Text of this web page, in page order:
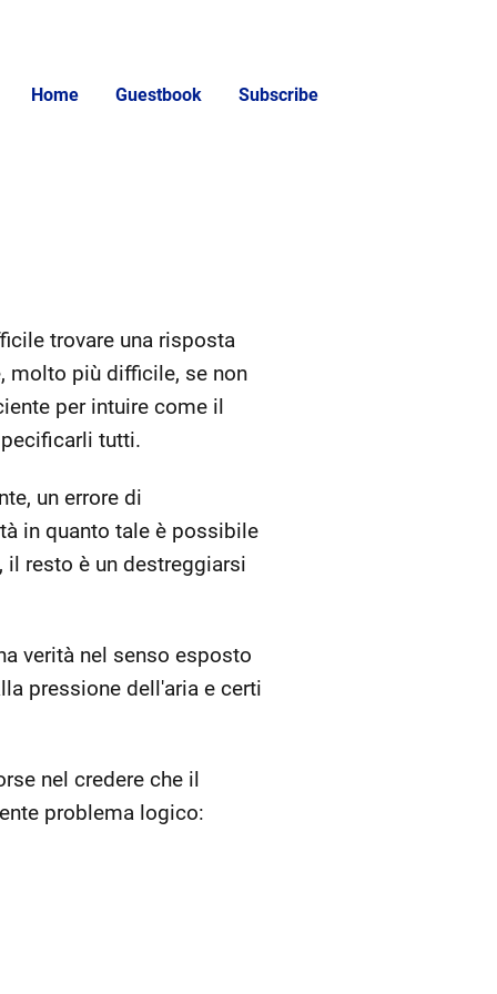
Home Guestbook Subscribe
trovare una risposta
molto più difficile, se non
per intuire come il
tutti.
un errore di
in quanto tale è possibile
resto è un destreggiarsi
verità nel senso esposto
pressione dell'aria e certi
nel credere che il
problema logico: